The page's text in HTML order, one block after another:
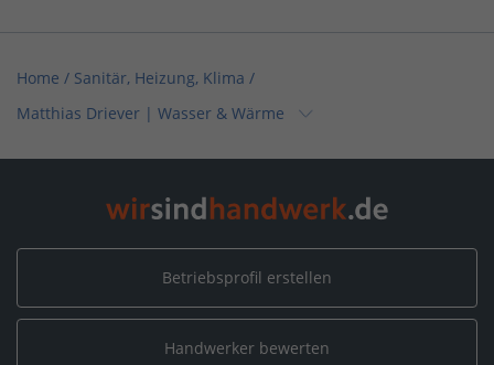
Home / Sanitär, Heizung, Klima /
Matthias Driever | Wasser & Wärme
Home / Emmerich am Rhein /
Matthias Driever | Wasser & Wärme
Betriebsprofil erstellen
Handwerker bewerten